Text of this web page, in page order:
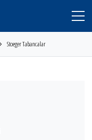
Stoeger Tabancalar